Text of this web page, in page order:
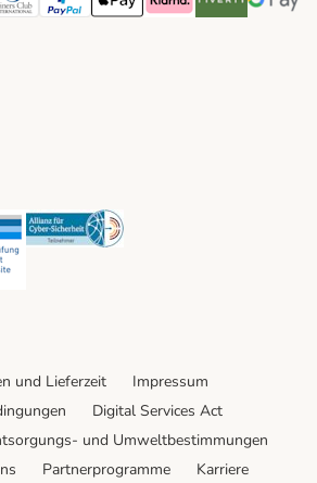
Method
Express Payment Method
Club Payment Method
PayPal Payment Method
Apple Pay Payment Method
Klarna Payment Method
Riverty Payment
Google
Method
Security Security
und Lieferzeit
Impressum
Digital Services Act
und Umweltbestimmungen
Partnerprogramme Karriere